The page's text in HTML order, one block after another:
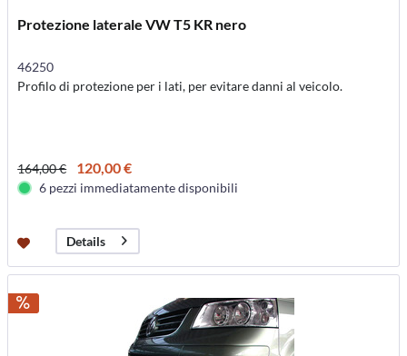
Protezione laterale VW T5 KR nero
46250
Profilo di protezione per i lati, per evitare danni al veicolo.
164,00 € 120,00 €
6 pezzi immediatamente disponibili
Details